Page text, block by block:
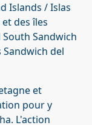
Islands / Islas
des îles
Sandwich
Sandwich del
et
pour y
L'action